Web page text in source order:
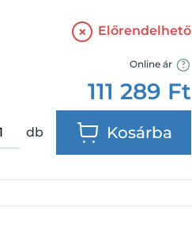
Előrendelhető
Online ár
111 289 Ft
db Kosárba